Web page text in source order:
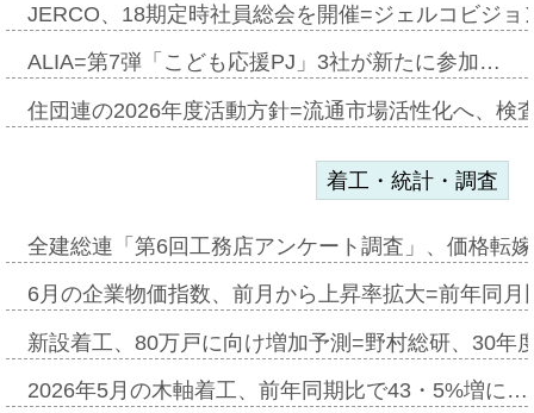
JERCO、18期定時社員総会を開催=ジェルコビジ
ALIA=第7弾「こども応援PJ」3社が新たに参加…
住団連の2026年度活動方針=流通市場活性化へ、検
着工・統計・調査
全建総連「第6回工務店アンケート調査」、価格転
6月の企業物価指数、前月から上昇率拡大=前年同
新設着工、80万戸に向け増加予測=野村総研、30年
2026年5月の木軸着工、前年同期比で43・5%増に…